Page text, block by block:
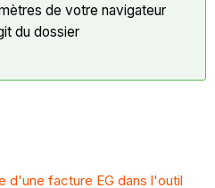
de votre navigateur
du dossier
d'une facture EG dans l'outil